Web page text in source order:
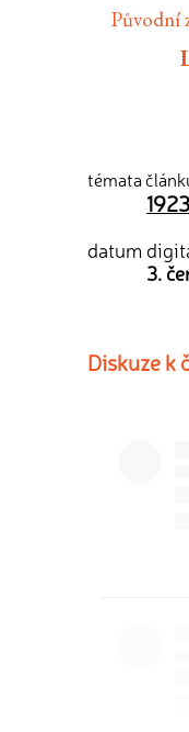
Původní
témata
1923
datum
3.
Diskuze k